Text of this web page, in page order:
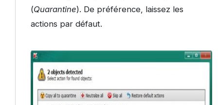
(Quarantine). De préférence, laissez les
actions par défaut.